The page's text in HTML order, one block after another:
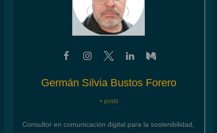
Germán Silvia Bustos Forero
+ posts
Consultor en comunicación digital para la sostenibilidad,